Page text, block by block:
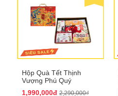
Hộp Quà Tết Thịnh
Vượng Phú Quý
1,990,000đ 2,290,000₫